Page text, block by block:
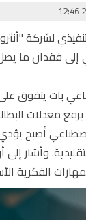
لشركة
بات يتفوق
البطالة في
أصبح
وأشار
الفكرية